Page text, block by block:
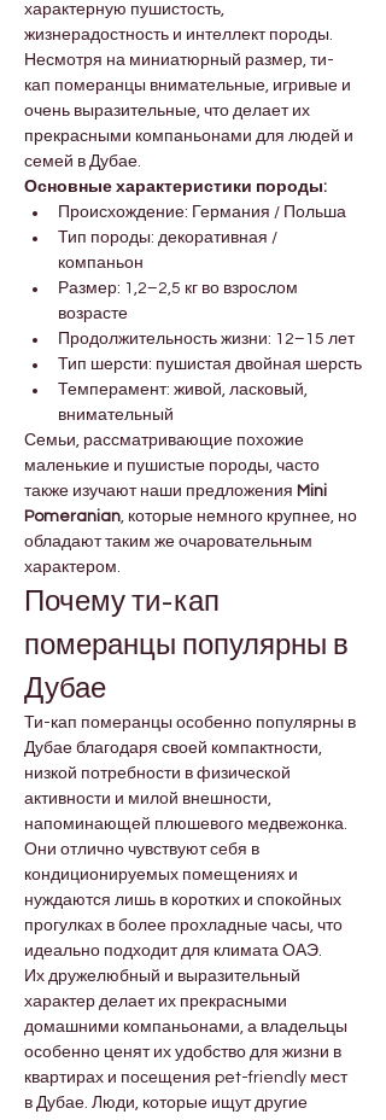
характерную пушистость,
жизнерадостность и интеллект породы.
Несмотря на миниатюрный размер, ти-
кап померанцы внимательные, игривые и
очень выразительные, что делает их
прекрасными компаньонами для людей и
семей в Дубае.
Основные характеристики породы:
Происхождение: Германия / Польша
Тип породы: декоративная /
компаньон
Размер: 1,2–2,5 кг во взрослом
возрасте
Продолжительность жизни: 12–15 лет
Тип шерсти: пушистая двойная шерсть
Темперамент: живой, ласковый,
внимательный
Семьи, рассматривающие похожие
маленькие и пушистые породы, часто
также изучают наши предложения Mini
Pomeranian, которые немного крупнее, но
обладают таким же очаровательным
характером.
Почему ти-кап
померанцы популярны в
Дубае
Ти-кап померанцы особенно популярны в
Дубае благодаря своей компактности,
низкой потребности в физической
активности и милой внешности,
напоминающей плюшевого медвежонка.
Они отлично чувствуют себя в
кондиционируемых помещениях и
нуждаются лишь в коротких и спокойных
прогулках в более прохладные часы, что
идеально подходит для климата ОАЭ.
Их дружелюбный и выразительный
характер делает их прекрасными
домашними компаньонами, а владельцы
особенно ценят их удобство для жизни в
квартирах и посещения pet-friendly мест
в Дубае. Люди, которые ищут другие